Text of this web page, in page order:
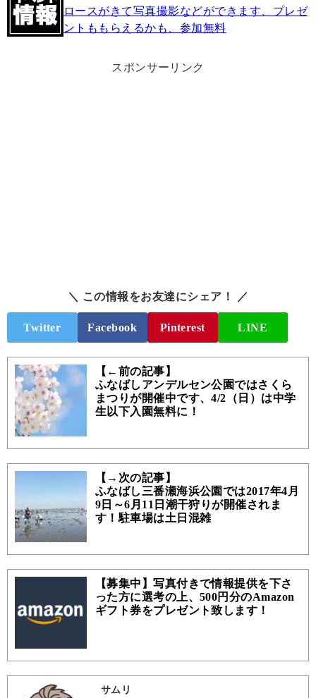
ロースがきて写真撮影などができます、プレゼ
ントももらえるかも、参加無料
スポンサーリンク
＼ この情報をお友達にシェア！ ／
Twitter Facebook Pinterest LINE
【←前の記事】
ふなばしアンデルセン公園ではさくら
まつりが開催中です、4/2（日）は中学
生以下入園無料に！
【→次の記事】
ふなばし三番瀬海浜公園では2017年4月
9日～6月11日潮干狩りが開催されま
す！駐車場は土日混雑
【募集中】写真付きで情報提供を下さ
った方に選考の上、500円分のAmazon
ギフト券をプレゼント致します！
サムリ